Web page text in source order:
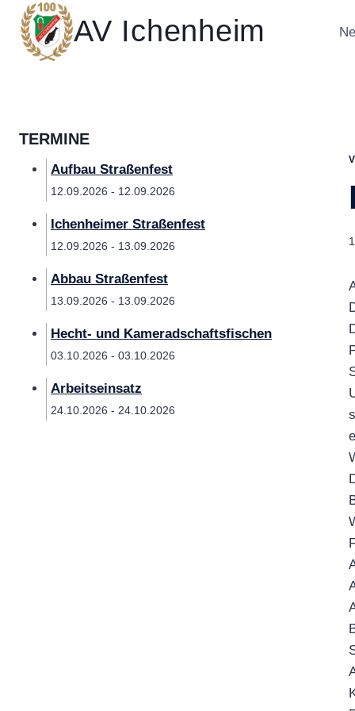
Zum
Inhalt
springen
AV Ichenheim
TERMINE
Aufbau Straßenfest
12.09.2026 - 12.09.2026
Ichenheimer Straßenfest
12.09.2026 - 13.09.2026
Abbau Straßenfest
13.09.2026 - 13.09.2026
Hecht- und Kameradschaftsfischen
03.10.2026 - 03.10.2026
Arbeitseinsatz
24.10.2026 - 24.10.2026